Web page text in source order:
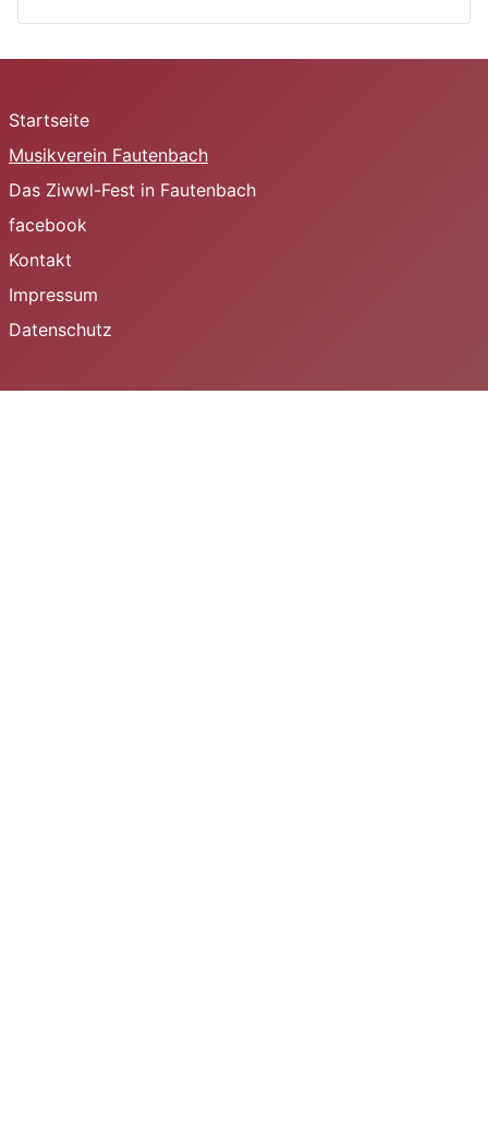
Startseite
Musikverein Fautenbach
Das Ziwwl-Fest in Fautenbach
facebook
Kontakt
Impressum
Datenschutz